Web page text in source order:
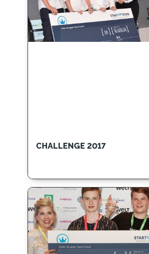
CHALLENGE 2017